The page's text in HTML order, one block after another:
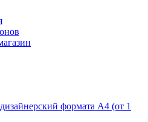
формата А4 (от 1